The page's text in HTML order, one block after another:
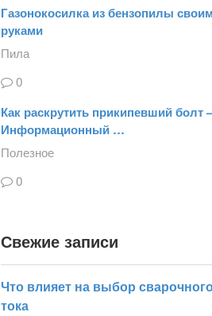
Газонокосилка из бензопилы
руками
Пила
0
Как раскрутить прикипевший болт
Информационный …
Полезное
0
Свежие записи
Что влияет на выбор
тока